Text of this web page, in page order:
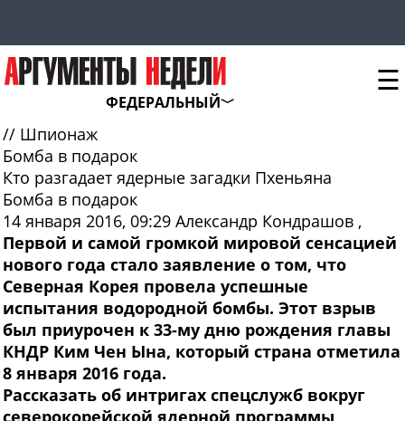
ФЕДЕРАЛЬНЫЙ
☰
// Шпионаж
Бомба в подарок
Кто разгадает ядерные загадки Пхеньяна
Бомба в подарок
14 января 2016, 09:29 Александр Кондрашов ,
Первой и самой громкой мировой сенсацией
нового года стало заявление о том, что
Северная Корея провела успешные
испытания водородной бомбы. Этот взрыв
был приурочен к 33-му дню рождения главы
КНДР Ким Чен Ына, который страна отметила
8 января 2016 года.
Рассказать об интригах спецслужб вокруг
северокорейской ядерной программы